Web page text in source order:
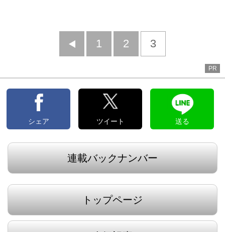
前
1 2 3
PR
シェア ツイート 送る
連載バックナンバー
トップページ